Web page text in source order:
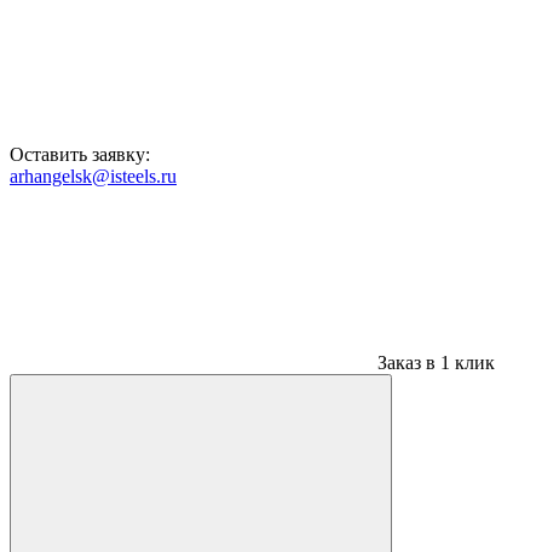
Оставить заявку:
arhangelsk@isteels.ru
Заказ в 1 клик